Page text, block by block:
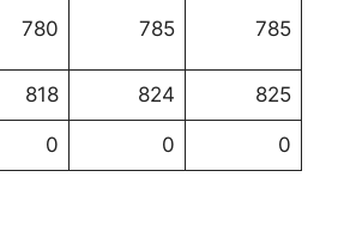
780 785 785
818 824 825
0 0 0